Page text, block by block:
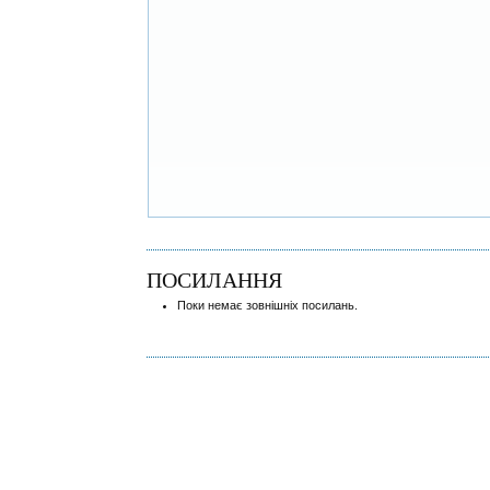
ПОСИЛАННЯ
Поки немає зовнішніх посилань.